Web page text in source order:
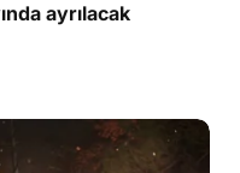
ayrılacak